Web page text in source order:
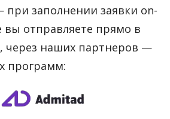
при заполнении заявки on-
вы отправляете прямо в
через наших партнеров —
программ: